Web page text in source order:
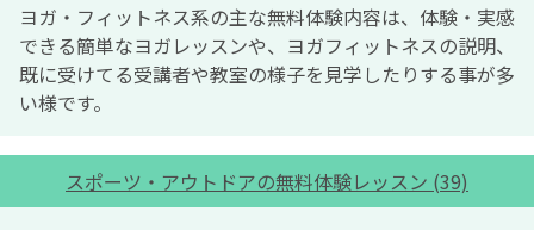
ヨガ・フィットネス系の主な無料体験内容は、体験・実感
できる簡単なヨガレッスンや、ヨガフィットネスの説明、
既に受けてる受講者や教室の様子を見学したりする事が多
い様です。
スポーツ・アウトドアの無料体験レッスン (39)